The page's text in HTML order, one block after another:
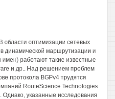
области оптимизации сетевых
динамической маршрутизации и
работают такие известные
и др.. Над решением проблем
протокола BGPv4 трудятся
RouteScience Technologies
указанные исследования